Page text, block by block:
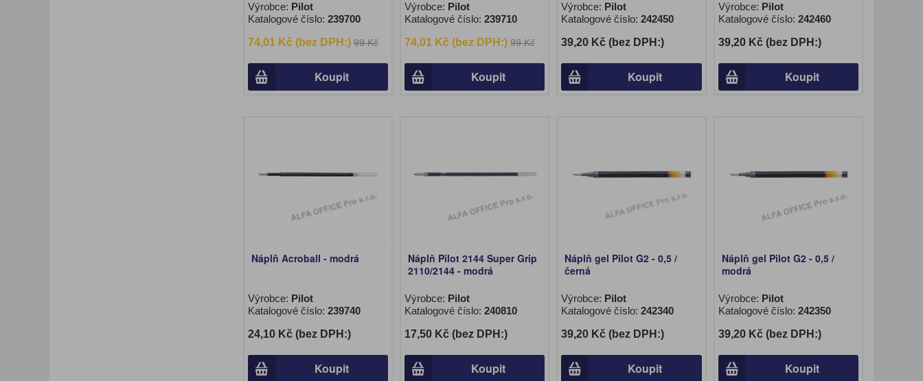
Výrobce: Pilot
Katalogové číslo: 239700
74,01 Kč (bez DPH:) 99 Kč
Koupit
Výrobce: Pilot
Katalogové číslo: 239710
74,01 Kč (bez DPH:) 99 Kč
Koupit
Výrobce: Pilot
Katalogové číslo:242450
39,20 Kč (bez DPH:)
Koupit
Výrobce: Pilot
Katalogové číslo: 242460
39,20 Kč (bez DPH:)
Koupit
Náplň Acroball - modrá
Výrobce: Pilot
Katalogové číslo: 239740
24,10 Kč (bez DPH:)
Koupit
Náplň Pilot 2144 Super Grip
2110/2144 - modrá
Výrobce: Pilot
Katalogové číslo: 240810
17,50 Kč (bez DPH:)
Koupit
Náplň gel Pilot G2 - 0,5 /
černá
Výrobce: Pilot
Katalogové číslo:242340
39,20 Kč (bez DPH:)
Koupit
Náplň gel Pilot G2 - 0,5 /
modrá
Výrobce: Pilot
Katalogové číslo: 242350
39,20 Kč (bez DPH:)
Koupit